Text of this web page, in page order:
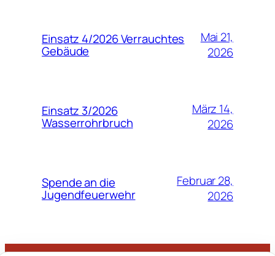
Einsatz 4/2026 Verrauchtes
Gebäude
Mai 21,
2026
Einsatz 3/2026
Wasserrohrbruch
März 14,
2026
Spende an die
Jugendfeuerwehr
Februar 28,
2026